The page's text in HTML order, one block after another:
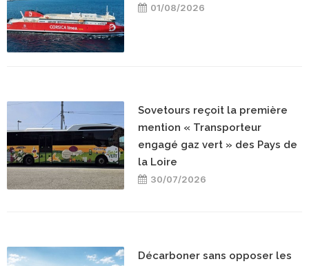
01/08/2026
Sovetours reçoit la première
mention « Transporteur
engagé gaz vert » des Pays de
la Loire
30/07/2026
Décarboner sans opposer les